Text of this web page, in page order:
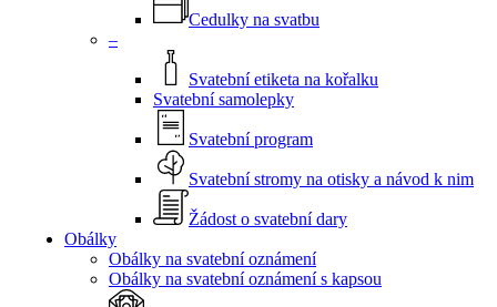
Cedulky na svatbu
–
Svatební etiketa na kořalku
Svatební samolepky
Svatební program
Svatební stromy na otisky a návod k nim
Žádost o svatební dary
Obálky
Obálky na svatební oznámení
Obálky na svatební oznámení s kapsou